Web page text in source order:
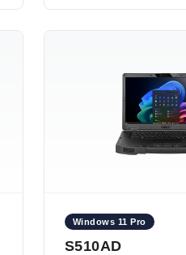
Windows 11 Pro
S510AD